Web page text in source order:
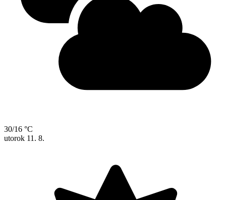
30/16 °C
utorok 11. 8.